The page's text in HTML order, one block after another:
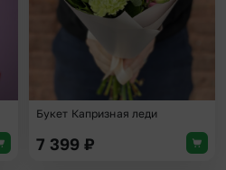
Букет Капризная леди
7 399 ₽